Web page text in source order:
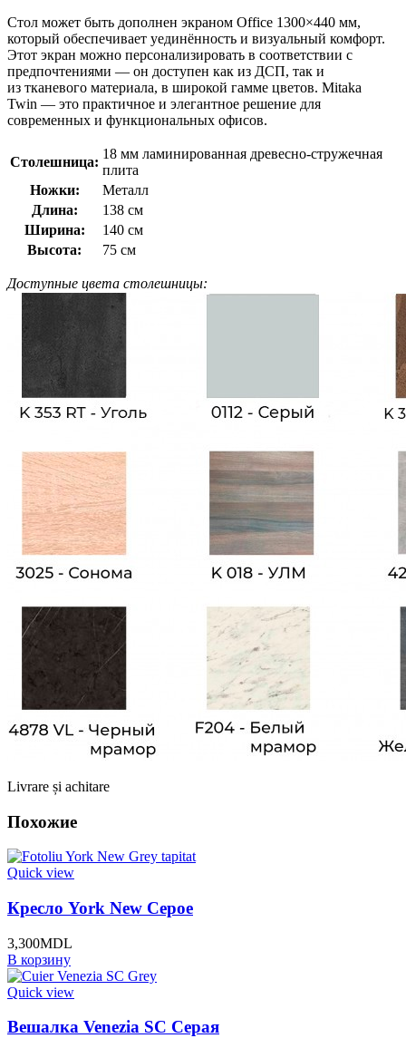
Стол может быть дополнен экраном Office 1300×440 мм,
который обеспечивает уединённость и визуальный комфорт.
Этот экран можно персонализировать в соответствии с
предпочтениями — он доступен как из ДСП, так и
из тканевого материала, в широкой гамме цветов. Mitaka
Twin — это практичное и элегантное решение для
современных и функциональных офисов.
Столешница:
18 мм ламинированная древесно-стружечная
плита
Ножки:
Металл
Длина:
138 см
Ширина:
140 см
Высота:
75 см
Доступные цвета столешницы:
Livrare și achitare
Похожие
Quick view
Кресло York New Серое
3,300MDL
В корзину
Quick view
Вешалка Venezia SC Серая